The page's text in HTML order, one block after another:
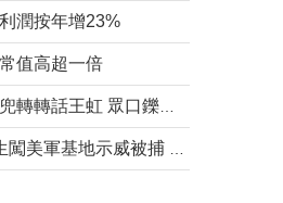
潤按年增23%
值高超一倍